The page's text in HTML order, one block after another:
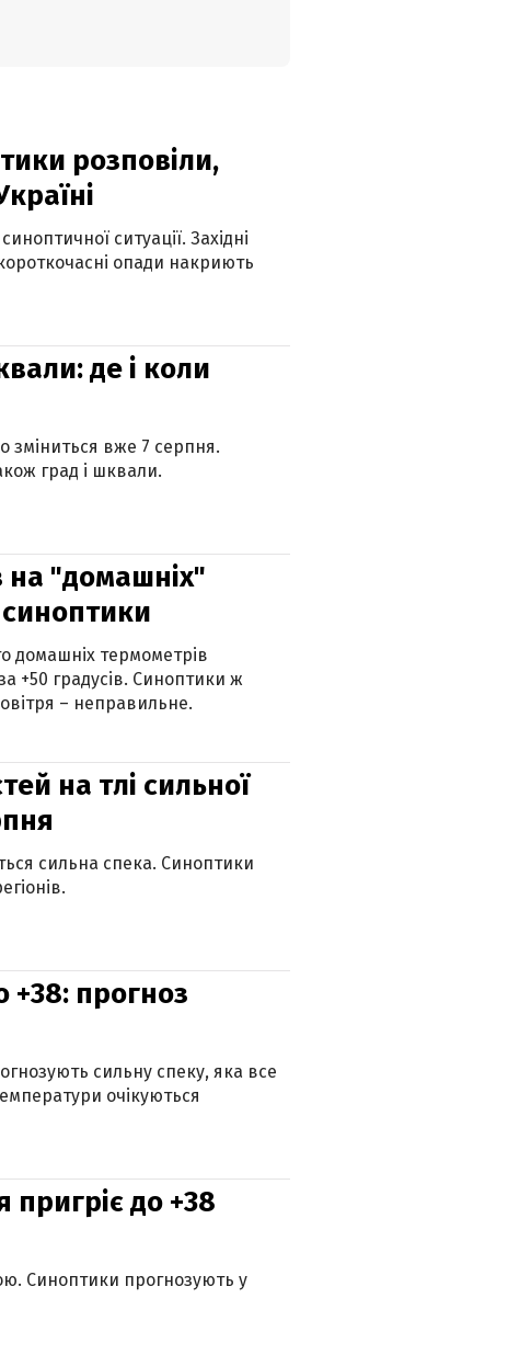
розповіли,
ситуації. Західні
опади накриють
де і коли
зміниться вже 7 серпня.
град і шквали.
на "домашніх"
домашніх термометрів
+50 градусів. Синоптики ж
– неправильне.
на тлі сильної
сильна спека. Синоптики
+38: прогноз
сильну спеку, яка все
очікуються
пригріє до +38
Синоптики прогнозують у